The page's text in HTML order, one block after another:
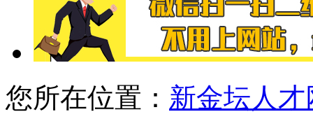
您所在位置： 新金坛人才